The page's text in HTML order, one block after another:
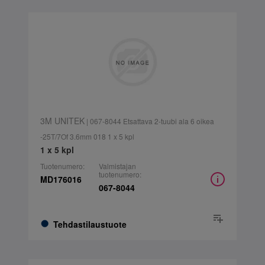
3M UNITEK| 067-8044 Etsattava 2-tuubi ala 6 oikea
-25T/7Of 3.6mm 018 1 x 5 kpl
1 x 5 kpl
Tuotenumero:
MD176016
Tehdastilaustuote
Valmistajan
tuotenumero:
067-8044